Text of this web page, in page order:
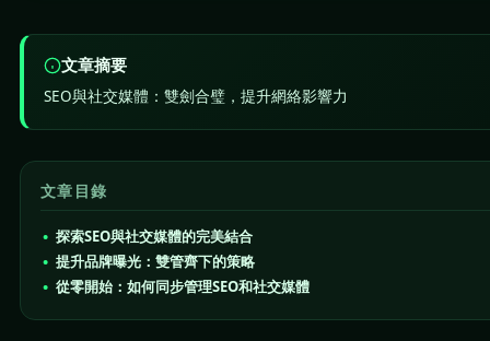
文章摘要
SEO與社交媒體：雙劍合璧，提升網絡影響力
文章目錄
探索SEO與社交媒體的完美結合
提升品牌曝光：雙管齊下的策略
從零開始：如何同步管理SEO和社交媒體